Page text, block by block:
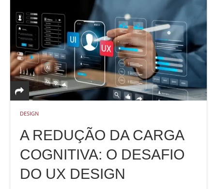
DESIGN
A REDUÇÃO DA CARGA
COGNITIVA: O DESAFIO
DO UX DESIGN